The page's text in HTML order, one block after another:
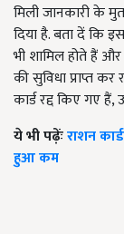
मिली जानकारी के
दिया है. बता दें कि
भी शामिल होते हैं
की सुविधा प्राप्त
कार्ड रद्द किए गए
ये भी पढ़ेंःराशन
हुआ कम